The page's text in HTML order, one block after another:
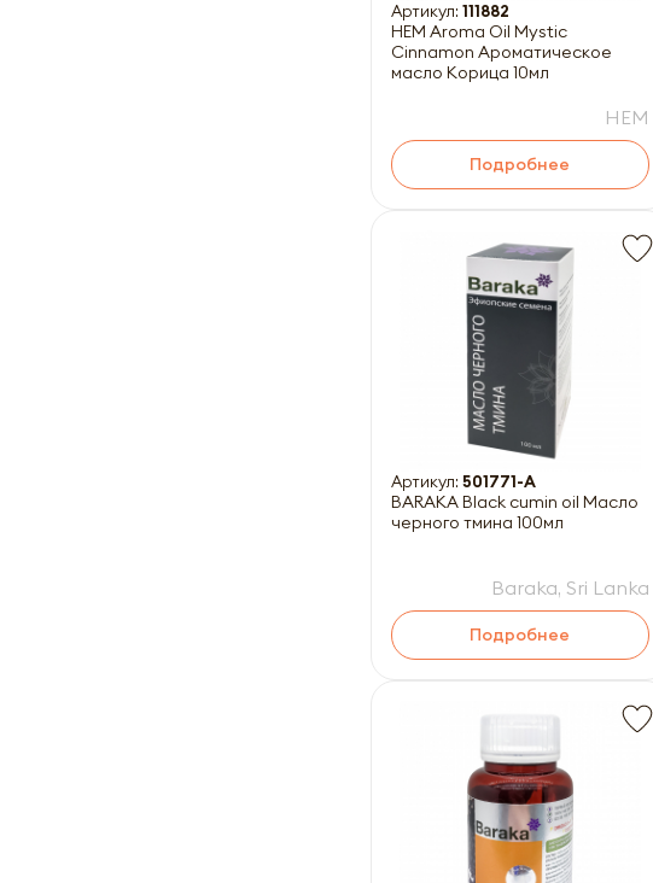
Артикул: 111882
HEM Aroma Oil Mystic
Cinnamon Ароматическое
масло Корица 10мл
HEM
Подробнее
Артикул: 501771-A
BARAKA Black cumin oil Масло
черного тмина 100мл
Baraka, Sri Lanka
Подробнее